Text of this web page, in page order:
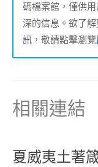
碼檔案館，僅供
深的信息。欲了
訊，敬請點擊瀏覽
相關連結
夏威夷土著